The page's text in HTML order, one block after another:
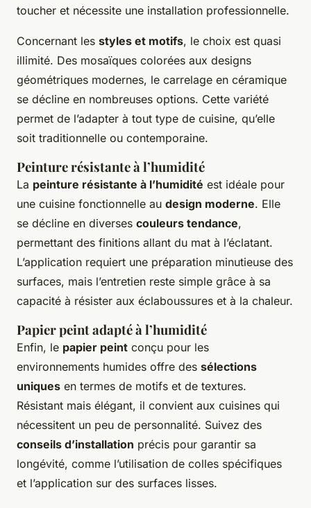
toucher et nécessite une installation professionnelle.
Concernant les styles et motifs, le choix est quasi
illimité. Des mosaïques colorées aux designs
géométriques modernes, le carrelage en céramique
se décline en nombreuses options. Cette variété
permet de l’adapter à tout type de cuisine, qu’elle
soit traditionnelle ou contemporaine.
Peinture résistante à l’humidité
La peinture résistante à l’humidité est idéale pour
une cuisine fonctionnelle au design moderne. Elle
se décline en diverses couleurs tendance,
permettant des finitions allant du mat à l’éclatant.
L’application requiert une préparation minutieuse des
surfaces, mais l’entretien reste simple grâce à sa
capacité à résister aux éclaboussures et à la chaleur.
Papier peint adapté à l’humidité
Enfin, le papier peint conçu pour les
environnements humides offre des sélections
uniques en termes de motifs et de textures.
Résistant mais élégant, il convient aux cuisines qui
nécessitent un peu de personnalité. Suivez des
conseils d’installation précis pour garantir sa
longévité, comme l’utilisation de colles spécifiques
et l’application sur des surfaces lisses.